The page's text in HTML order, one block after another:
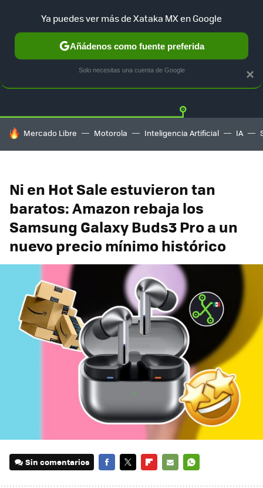
GUÍA DE COMPRAS MERCADO LIBRE
HOY SE HABLA DE
Mercado Libre Motorola Inteligencia Artificial IA
Ni en Hot Sale estuvieron tan
baratos: Amazon rebaja los
Samsung Galaxy Buds3 Pro a un
nuevo precio mínimo histórico
Sin comentarios
×
Ya puedes ver más de Xataka MX en Google
Añádenos como fuente preferida
Solo necesitas una cuenta de Google